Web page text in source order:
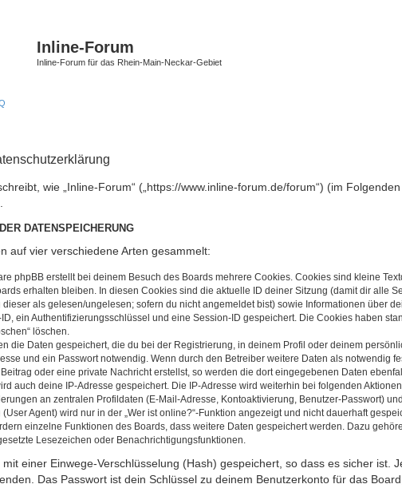
Inline-Forum
Inline-Forum für das Rhein-Main-Neckar-Gebiet
wie „Inline-Forum“ („https://www.inline-forum.de/forum“) (im
DATENSPEICHERUNG
auf vier verschiedene Arten gesammelt:
phpBB erstellt bei deinem Besuch des Boards mehrere Cookies. Cookies sind kleine
erhalten bleiben. In diesen Cookies sind die aktuelle ID deiner Sitzung (damit dir alle
dieser als gelesen/ungelesen; sofern du nicht angemeldet bist) sowie Informationen über
ein Authentifizierungsschlüssel und eine Session-ID gespeichert. Die Cookies haben
löschen.
die Daten gespeichert, die du bei der Registrierung, in deinem Profil oder deinem
und ein Passwort notwendig. Wenn durch den Betreiber weitere Daten als notwendig
oder eine private Nachricht erstellst, so werden die dort eingegebenen Daten
auch deine IP-Adresse gespeichert. Die IP-Adresse wird weiterhin bei folgenden
an zentralen Profildaten (E-Mail-Adresse, Kontoaktivierung, Benutzer-Passwort)
Agent) wird nur in der „Wer ist online?“-Funktion angezeigt und nicht dauerhaft
einzelne Funktionen des Boards, dass weitere Daten gespeichert werden. Dazu
Lesezeichen oder Benachrichtigungsfunktionen.
mit einer Einwege-Verschlüsselung (Hash) gespeichert, so dass es sicher
Das Passwort ist dein Schlüssel zu deinem Benutzerkonto für das